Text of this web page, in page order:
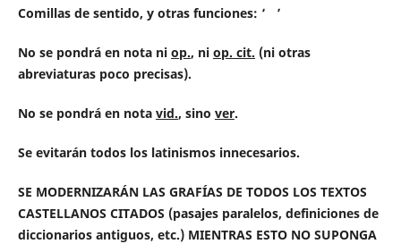
Comillas de sentido, y otras funciones: ‘ ’
No se pondrá en nota ni op., ni op. cit. (ni otras
abreviaturas poco precisas).
No se pondrá en nota vid., sino ver.
Se evitarán todos los latinismos innecesarios.
SE MODERNIZARÁN LAS GRAFÍAS DE TODOS LOS TEXTOS
CASTELLANOS CITADOS (pasajes paralelos, definiciones de
diccionarios antiguos, etc.) MIENTRAS ESTO NO SUPONGA